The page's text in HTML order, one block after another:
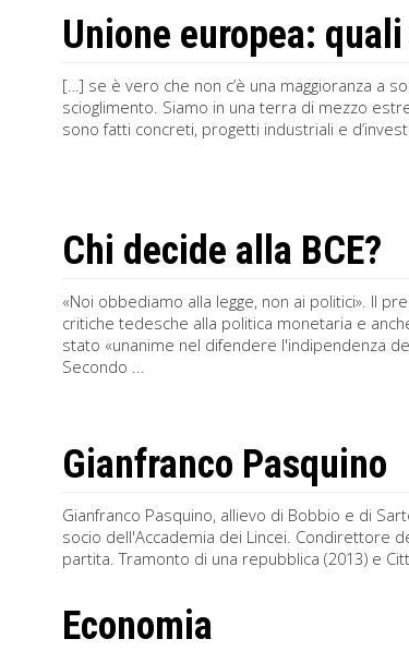
Unione europea:
[…] se è vero che non c’è una maggioranza a
scioglimento. Siamo in una terra di mezzo
sono fatti concreti, progetti industriali e
Chi decide alla BCE?
«Noi obbediamo alla legge, non ai politici». Il
critiche tedesche alla politica monetaria e
stato «unanime nel difendere l'indipendenza
Secondo ...
Gianfranco Pasquino
Gianfranco Pasquino, allievo di Bobbio e di
socio dell'Accademia dei Lincei. Condirettore
partita. Tramonto di una repubblica (2013) e
Economia